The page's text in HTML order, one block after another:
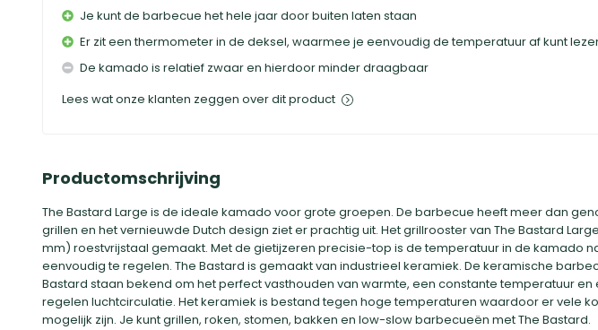
Je kunt de barbecue het hele jaar door buiten laten staan
Er zit een thermometer in de deksel, waarmee je eenvoudig de temperatuur af kunt
De kamado is relatief zwaar en hierdoor minder draagbaar
Lees wat onze klanten zeggen over dit product
Productomschrijving
The Bastard Large is de ideale kamado voor grote groepen. De barbecue heeft meer dan
grillen en het vernieuwde Dutch design ziet er prachtig uit. Het grillrooster van The Bastard
mm) roestvrijstaal gemaakt. Met de gietijzeren precisie-top is de temperatuur in de kamado
eenvoudig te regelen. The Bastard is gemaakt van industrieel keramiek. De keramische
Bastard staan bekend om het perfect vasthouden van warmte, een constante temperatuur en
regelen luchtcirculatie. Het keramiek is bestand tegen hoge temperaturen waardoor er vele
mogelijk zijn. Je kunt grillen, roken, stomen, bakken en low-slow barbecueën met The Bastard.